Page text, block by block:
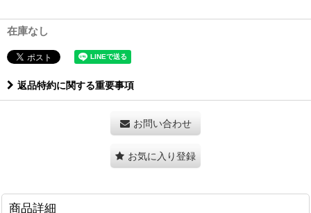
在庫なし
返品特約に関する重要事項
お問い合わせ
お気に入り登録
商品詳細